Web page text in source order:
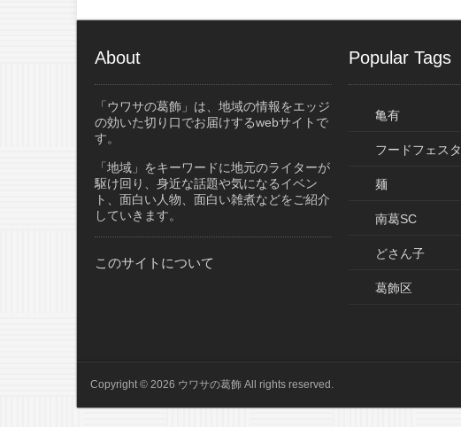
About
「ウワサの葛飾」は、地域の情報をエッジ
の効いた切り口でお届けするwebサイトで
す。
「地域」をキーワードに地元のライターが
駆け回り、身近な話題や気になるイベン
ト、面白い人物、面白い雑煮などをご紹介
していきます。
このサイトについて
Popular Tags
亀有
フードフェスタ
麺
南葛SC
どさん子
葛飾区
Copyright © 2026 ウワサの葛飾 All rights reserved.